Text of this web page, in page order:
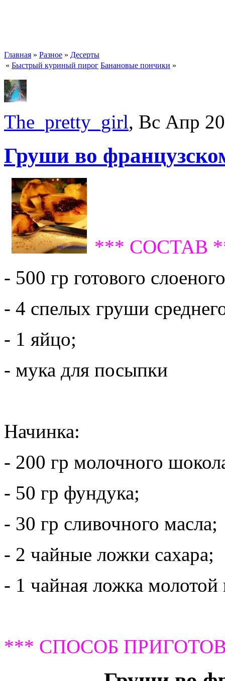
Главная » Разное » Десерты
« Быстрый куриный пирог Банановые пончики »
The_pretty_girl, Вс Апр
Груши во
*** СОСТАВ
- 500 гр готового
- 4 спелых груши
- 1 яйцо;
- мука для посыпки
Начинка:
- 200 гр молочного
- 50 гр фундука;
- 30 гр сливочного масла;
- 2 чайные ложки сахара;
- 1 чайная ложка
*** СПОСОБ